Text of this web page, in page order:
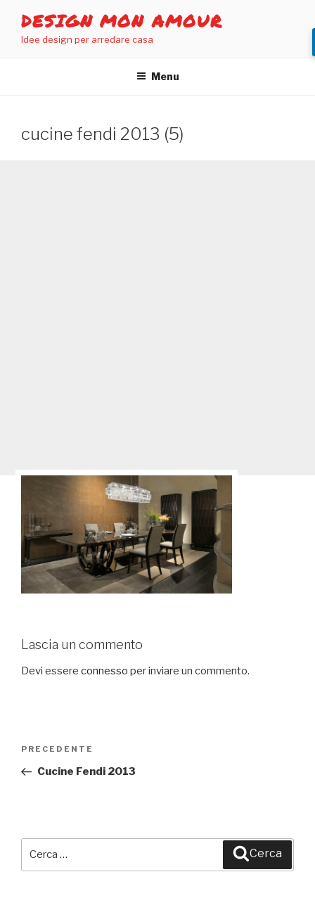
contenuto
DESIGN MON AMOUR
Idee design per arredare casa
Menu
cucine fendi 2013 (5)
Lascia un commento
Devi essere connesso per inviare un commento.
Navigazione
Articolo
precedente:
PRECEDENTE
Cucine Fendi 2013
Cerca